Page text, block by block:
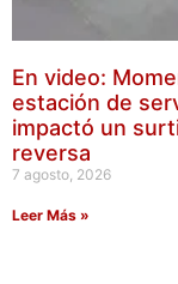
En video:
estación de
impactó un
reversa
7 agosto, 2026
Leer Más »